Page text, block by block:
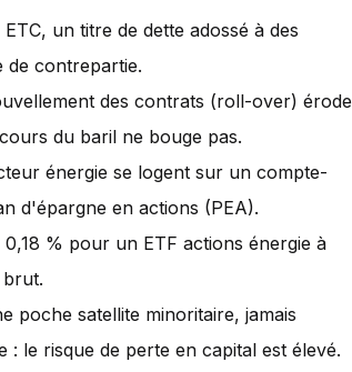
un titre de dette adossé à des
de contrepartie.
des contrats (roll-over) érode
du baril ne bouge pas.
énergie se logent sur un compte-
d'épargne en actions (PEA).
% pour un ETF actions énergie à
poche satellite minoritaire, jamais
le risque de perte en capital est élevé.